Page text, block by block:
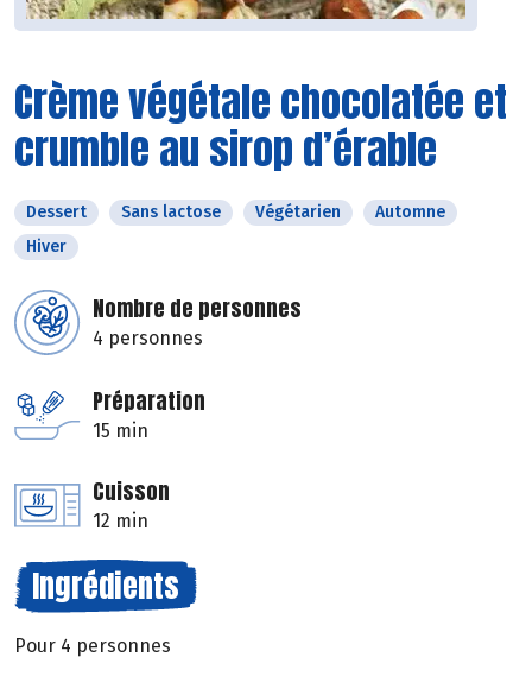
Crème végétale chocolatée et
crumble au sirop d’érable
Dessert Sans lactose Végétarien
Automne
Hiver
Nombre de personnes
4 personnes
Préparation
15 min
Cuisson
12 min
Ingrédients
Pour 4 personnes